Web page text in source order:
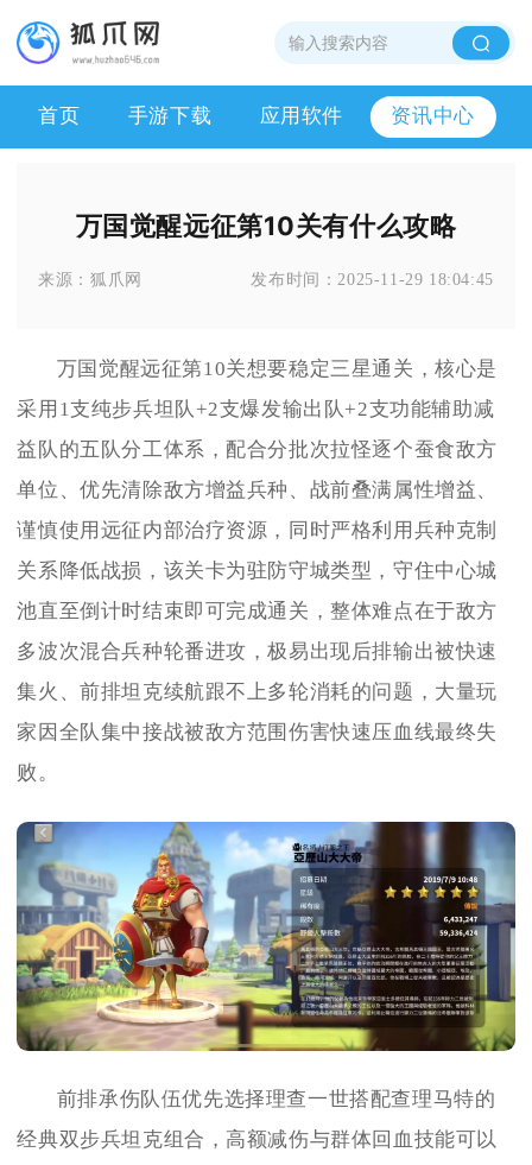
首页 手游下载 应用软件 资讯中心
万国觉醒远征第10关有什么攻略
来源：狐爪网 发布时间：2025-11-29 18:04:45
万国觉醒远征第10关想要稳定三星通关，核心是
采用1支纯步兵坦队+2支爆发输出队+2支功能辅助减
益队的五队分工体系，配合分批次拉怪逐个蚕食敌方
单位、优先清除敌方增益兵种、战前叠满属性增益、
谨慎使用远征内部治疗资源，同时严格利用兵种克制
关系降低战损，该关卡为驻防守城类型，守住中心城
池直至倒计时结束即可完成通关，整体难点在于敌方
多波次混合兵种轮番进攻，极易出现后排输出被快速
集火、前排坦克续航跟不上多轮消耗的问题，大量玩
家因全队集中接战被敌方范围伤害快速压血线最终失
败。
前排承伤队伍优先选择理查一世搭配查理马特的
经典双步兵坦克组合，高额减伤与群体回血技能可以